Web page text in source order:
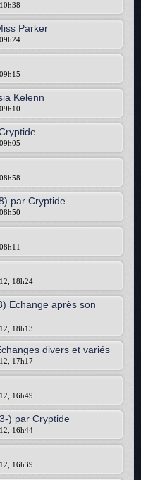
Parker
Kelenn
par Cryptide
18h24
Echange après son
18h13
divers et variés
17h17
16h49
) par Cryptide
16h44
16h39